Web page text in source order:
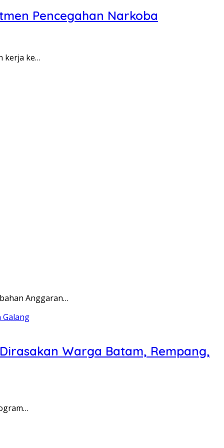
Pencegahan Narkoba
kerja ke…
Anggaran…
Warga Batam, Rempang,